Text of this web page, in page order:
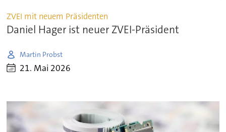
ZVEI mit neuem Präsidenten
Daniel Hager ist neuer ZVEI-Präsident
Martin Probst
21. Mai 2026